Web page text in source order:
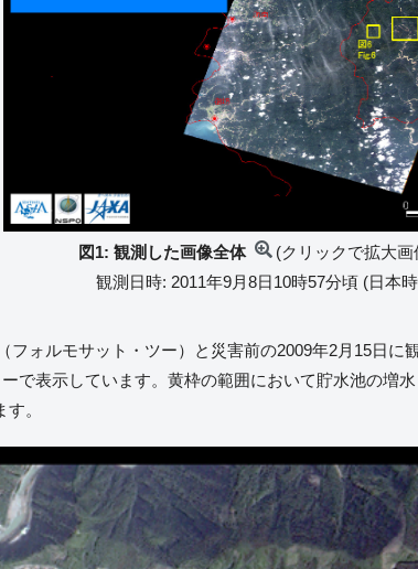
図1: 観測した画像全体
(クリックで拡大画
観測日時: 2011年9月8日10時57分頃 (日本
ォルモサット・ツー）と災害前の2009年2月15日に
で表示しています。黄枠の範囲において貯水池の増
。